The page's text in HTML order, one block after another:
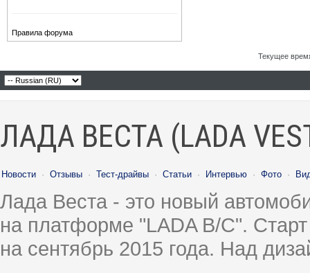
Правила форума
Текущее
ЛАДА ВЕСТА (LADA
Новости · Отзывы · Тест-драйвы · Статьи · Интервью · Фото ·
Лада Веста - это новый
на платформе "LADA B/C".
на сентябрь 2015 года. Над